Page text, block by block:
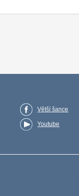
Větší šance
Youtube